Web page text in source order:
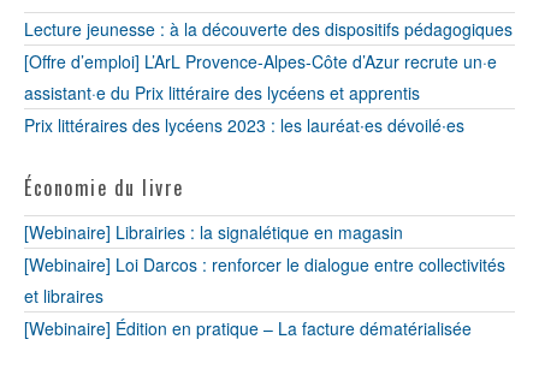
Lecture jeunesse : à la découverte des dispositifs pédagogiques
[Offre d’emploi] L’ArL Provence-Alpes-Côte d’Azur recrute un·e
assistant·e du Prix littéraire des lycéens et apprentis
Prix littéraires des lycéens 2023 : les lauréat∙es dévoilé∙es
Économie du livre
[Webinaire] Librairies : la signalétique en magasin
[Webinaire] Loi Darcos : renforcer le dialogue entre collectivités
et libraires
[Webinaire] Édition en pratique – La facture dématérialisée